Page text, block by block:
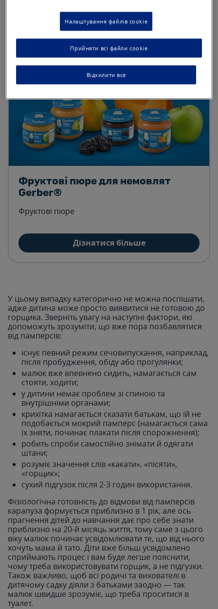
Фруктові пюре для немовлят
Gerber®
Фруктові пюре
Дізнатися більше
У цьому випадку категорично не можна поспішати,
адже дитина може просто виявитися не готовою до
горщика. Зверніть увагу на наступні фактори, які
допоможуть зрозуміти, що вже пора позбавлятися
від памперсів:
існує певний режим сечовипускання, наприклад,
після пробудження, обіду або прогулянки;
малюк вже впевнено сидить, намагається сам
стояти, ходити;
у дитини немає проблем зі спиною та
внутрішніми органами;
крихітка намагається сказати батькам, що їй не
подобається мокрий памперс (намагається сама
їх зняти, починає плакати після спорожнення);
робить спроби самостійно знімати й одягати
штани;
розуміє значення слів «какати», «пісяти»,
«горщик»;
сухий підгузок після 2-3 годин використання.
Фізіологічна готовність до відмови від памперсів
карапуза формується приблизно в 1 рік, але ось
прагнення дітей до навчання дає про себе знати
приблизно на 20-й місяць життя, тому саме з цього
віку малюк починає усвідомлювати те, що від нього
хочуть мама й тато. Діти вже більш усвідомлено
сприймають процес і вам буде легше пояснити,
чому треба використовувати горщик, а не підгузки.
Також важливо, щоб всі родичі та вихователі в
дитячому садку діяли з батьками заодно — так
малюк швидше зрозуміє, що треба проситися в
туалет.
Налаштування файлів cookie
Відхилити все
Прийняти всі файли cookie